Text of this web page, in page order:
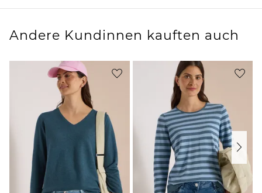
Andere Kundinnen kauften auch